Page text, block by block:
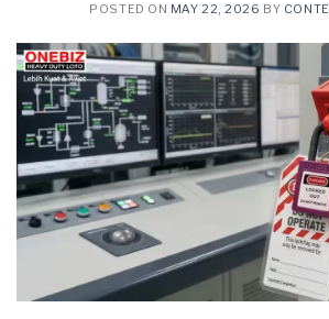
POSTED ON MAY 22, 2026 BY